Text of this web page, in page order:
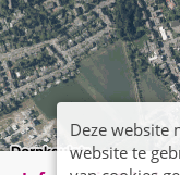
Deze website
website te